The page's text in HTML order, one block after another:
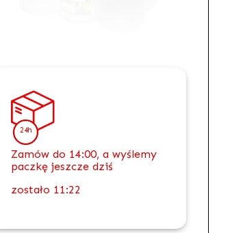
24h
Zamów do 14:00, a wyślemy
paczkę jeszcze dziś
zostało 11:22